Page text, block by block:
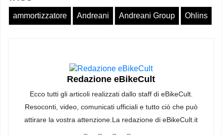
ammortizzatore Andreani Andreani Group Ohlins
Redazione eBikeCult
Ecco tutti gli articoli realizzati dallo staff di eBikeCult.
Resoconti, video, comunicati ufficiali e tutto ciò che può
attirare la vostra attenzione.La redazione di eBikeCult.it